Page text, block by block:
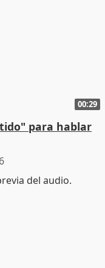
00:29
para hablar